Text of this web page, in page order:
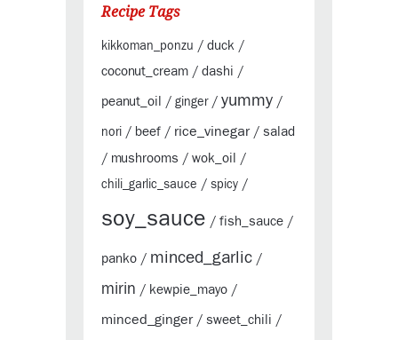
Recipe Tags
kikkoman_ponzu / duck /
coconut_cream / dashi /
peanut_oil / ginger/ yummy /
nori / beef / rice_vinegar/ salad
/ mushrooms / wok_oil /
chili_garlic_sauce / spicy /
soy_sauce / fish_sauce /
panko / minced_garlic /
mirin / kewpie_mayo /
minced_ginger/ sweet_chili /